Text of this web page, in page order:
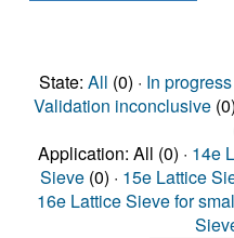
State: All (0) · In progress
Validation inconclusive
Application: All (0) · 14e
Sieve (0) · 15e Lattice
16e Lattice Sieve for